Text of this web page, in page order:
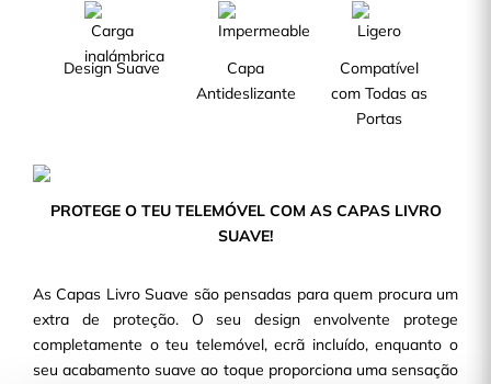
Design Suave
Capa
Antideslizante
Compatível
com Todas as
Portas
PROTEGE O TEU TELEMÓVEL COM AS CAPAS LIVRO
SUAVE!
As Capas Livro Suave são pensadas para quem procura um
extra de proteção. O seu design envolvente protege
completamente o teu telemóvel, ecrã incluído, enquanto o
seu acabamento suave ao toque proporciona uma sensação